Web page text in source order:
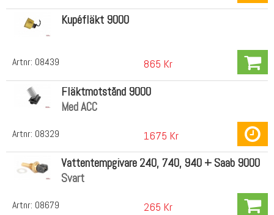
Artnr: 08439
Kupéfläkt 9000
865 Kr
Artnr: 08329
Fläktmotstånd 9000
Med ACC
1675 Kr
Artnr: 08679
Vattentempgivare 240, 740, 940 + Saab 9000
Svart
265 Kr